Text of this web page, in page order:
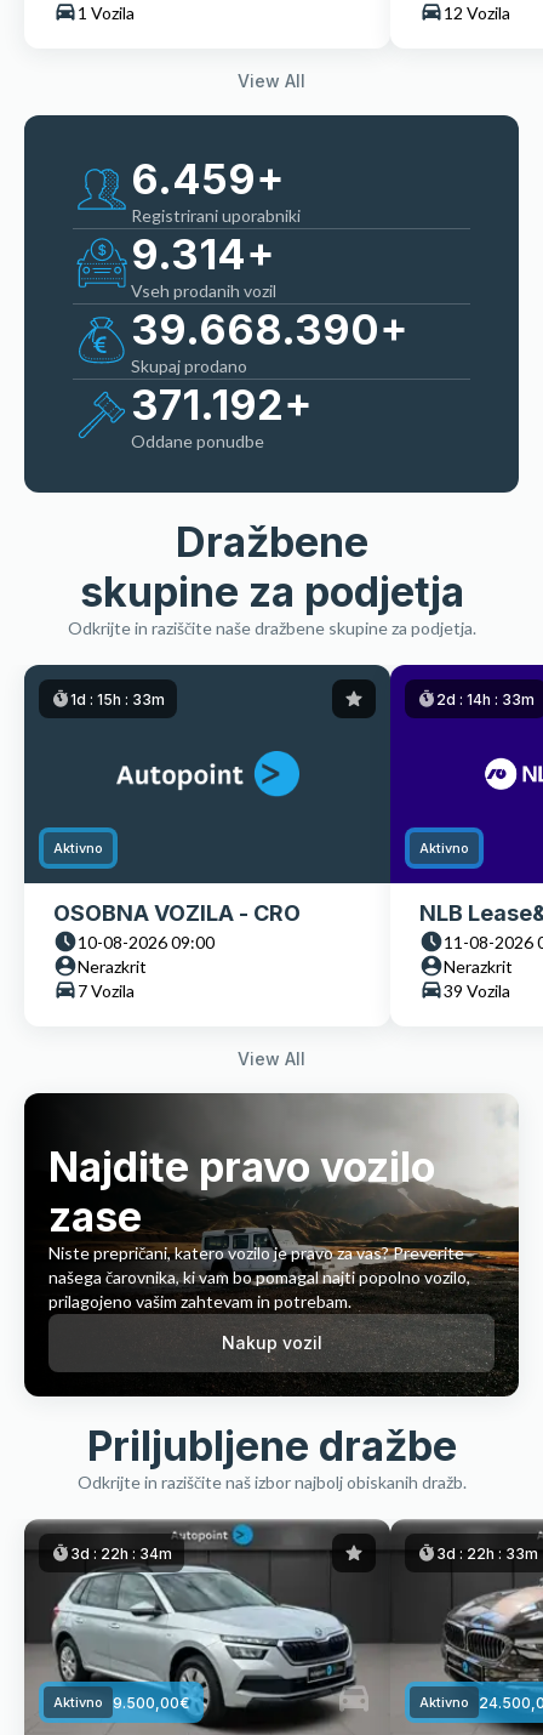
1 Vozila
12 Vozila
View All
6.459+
Registrirani uporabniki
9.314+
Vseh prodanih vozil
39.668.390+
Skupaj prodano
371.192+
Oddane ponudbe
Dražbene
skupine za podjetja
Odkrijte in raziščite naše dražbene skupine za podjetja.
1d : 15h : 33m
Aktivno
OSOBNA VOZILA - CRO
10-08-2026 09:00
Nerazkrit
7 Vozila
2d : 14h : 33m
Aktivno
NLB
11-08-2026
Nerazkrit
39 Vozila
View All
Najdite pravo vozilo
zase
Niste prepričani, katero vozilo je pravo za vas? Preverite
našega čarovnika, ki vam bo pomagal najti popolno vozilo,
prilagojeno vašim zahtevam in potrebam.
Nakup vozil
Priljubljene dražbe
Odkrijte in raziščite naš izbor najbolj obiskanih dražb.
3d :22h : 34m
Aktivno 9.500,00€
3d :22h : 33m
Aktivno